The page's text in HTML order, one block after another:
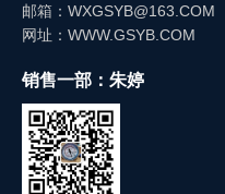
邮箱：WXGSYB@163.COM
网址：WWW.GSYB.COM
销售一部：朱婷